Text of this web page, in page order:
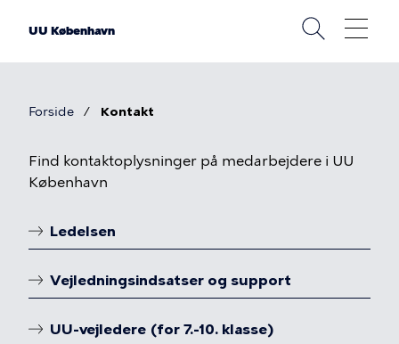
UU København
Forside Kontakt
Kontakt
Find kontaktoplysninger på medarbejdere i UU
København
Ledelsen
Vejledningsindsatser og support
UU-vejledere (for 7.-10. klasse)